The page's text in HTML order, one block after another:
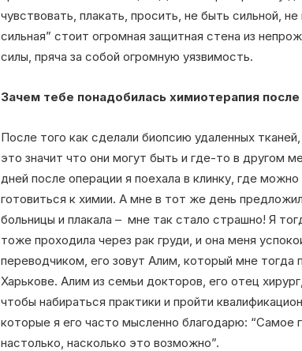
чувствовать, плакать, просить, не быть сильной,
сильная” стоит огромная защитная стена из
силы, пряча за собой огромную уязвимость.
Зачем тебе понадобилась химиотерапия
После того как сделали биопсию удаленных
это значит что они могут быть и где-то в другом
дней после операции я поехала в клинку, где
готовиться к химии. А мне в тот же день
больницы и плакала – мне так стало страшно! Я
тоже проходила через рак груди, и она меня
переводчиком, его зовут Алим, который мне тогда
Харькове. Алим из семьи докторов, его отец
чтобы набираться практики и пройти
которые я его часто мысленно благодарю:
настолько, насколько это возможно”.